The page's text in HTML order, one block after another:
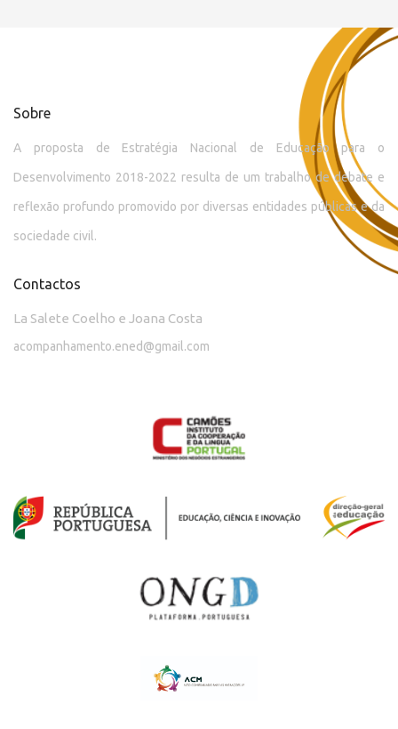
Sobre
A proposta de Estratégia Nacional de Educação para o
Desenvolvimento 2018-2022 resulta de um trabalho de debate e
reflexão profundo promovido por diversas entidades públicas e da
sociedade civil.
Contactos
La Salete Coelho e Joana Costa
acompanhamento.ened@gmail.com